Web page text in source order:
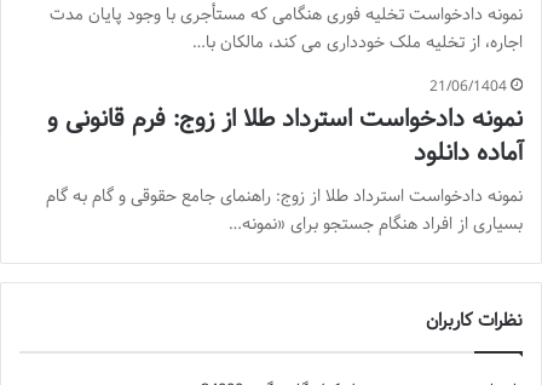
نمونه دادخواست تخلیه فوری هنگامی که مستأجری با وجود پایان مدت
اجاره، از تخلیه ملک خودداری می کند، مالکان با…
21/06/1404
نمونه دادخواست استرداد طلا از زوج: فرم قانونی و
آماده دانلود
نمونه دادخواست استرداد طلا از زوج: راهنمای جامع حقوقی و گام به گام
بسیاری از افراد هنگام جستجو برای «نمونه…
نظرات کاربران